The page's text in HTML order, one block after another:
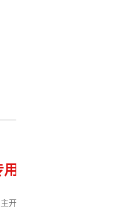
自喷漆
开发净味配方、不含甲醛、不